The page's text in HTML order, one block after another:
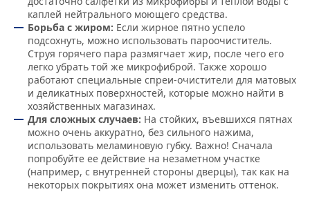
каплей нейтрального моющего средства.
Борьба с жиром: Если жирное пятно успело
подсохнуть, можно использовать пароочиститель.
Струя горячего пара размягчает жир, после чего его
легко убрать той же микрофиброй. Также хорошо
работают специальные спреи-очистители для матовых
и деликатных поверхностей, которые можно найти в
хозяйственных магазинах.
Для сложных случаев: На стойких, въевшихся пятнах
можно очень аккуратно, без сильного нажима,
использовать меламиновую губку. Важно! Сначала
попробуйте ее действие на незаметном участке
(например, с внутренней стороны дверцы), так как на
некоторых покрытиях она может изменить оттенок.